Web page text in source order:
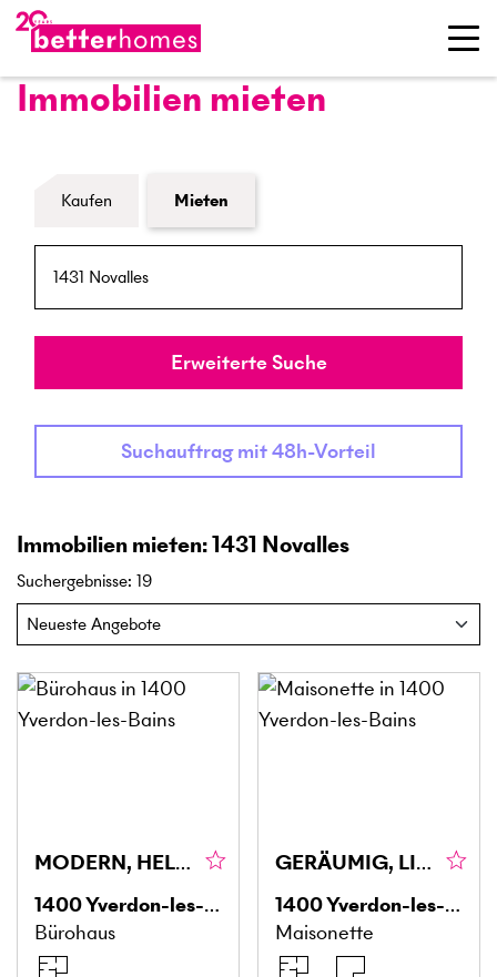
Immobilien mieten
Formular Immobiliensuche
Kaufen Mieten
Umkreis
Erweiterte Suche
Suchauftrag mit 48h-Vorteil
Immobilien mieten: 1431 Novalles
Suchergebnisse: 19
MODERN, HELL, ZUGÄNGLICH
1400Yverdon-les-Bains
Bürohaus
GERÄUMIG, LICHTDURCHFLUTET UND MODERN
1400Yverdon-les-Bains
Maisonette